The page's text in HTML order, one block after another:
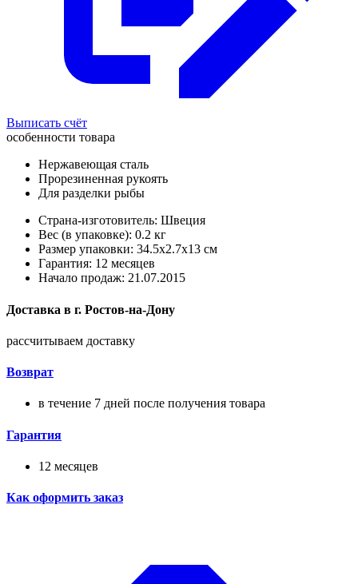
Выписать счёт
особенности товара
Нержавеющая сталь
Прорезиненная рукоять
Для разделки рыбы
Страна-изготовитель: Швеция
Вес (в упаковке): 0.2 кг
Размер упаковки: 34.5x2.7x13 см
Гарантия: 12 месяцев
Начало продаж: 21.07.2015
Доставка в г. Ростов-на-Дону
рассчитываем доставку
Возврат
в течение 7 дней после получения товара
Гарантия
12 месяцев
Как оформить заказ